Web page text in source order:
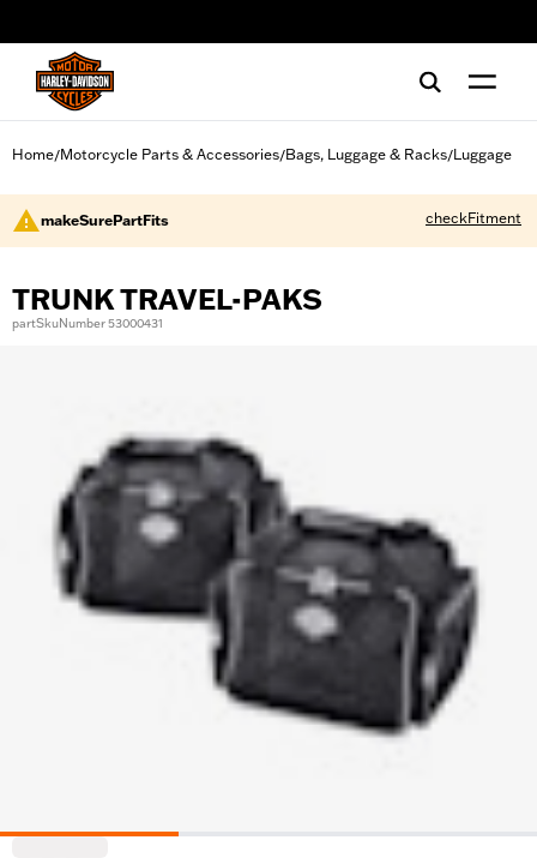
Home/Motorcycle Parts & Accessories/Bags, Luggage & Racks/Luggage
makeSurePartFits checkFitment
TRUNK TRAVEL-PAKS
partSkuNumber 53000431